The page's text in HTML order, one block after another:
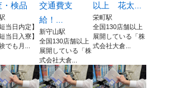
・検品
当日内定】
当日入寮】
でも月...
交通費支
給！...
新守山駅
全国130店舗以上
展開している「株
式会社大倉...
以上 花太...
栄町駅
全国130店舗以上
展開している「株
式会社大倉...